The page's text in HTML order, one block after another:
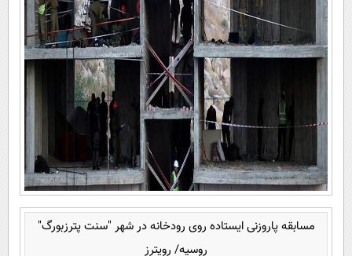
مسابقه پاروزنی ایستاده روی رودخانه در شهر "سنت پترزبورگ"
روسیه/ رویترز